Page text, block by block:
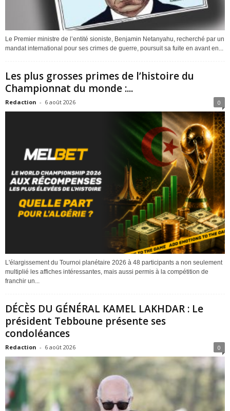
Le Premier ministre de l’entité sioniste, Benjamin Netanyahu, recherché par un
mandat international pour ses crimes de guerre, poursuit sa fuite en avant en...
Les plus grosses primes de l’histoire du
Championnat du monde :...
Redaction - 6 août 2026 0
L'élargissement du Tournoi planétaire 2026 à 48 participants a non seulement
multiplié les affiches intéressantes, mais aussi permis à la compétition de
franchir un...
DÉCÈS DU GÉNÉRAL KAMEL LAKHDAR : Le
président Tebboune présente ses
condoléances
Redaction - 6 août 2026 0